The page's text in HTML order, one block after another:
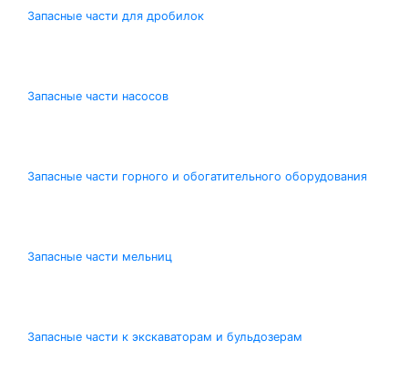
Запасные части для дробилок
Запасные части насосов
Запасные части горного и обогатительного оборудования
Запасные части мельниц
Запасные части к экскаваторам и бульдозерам